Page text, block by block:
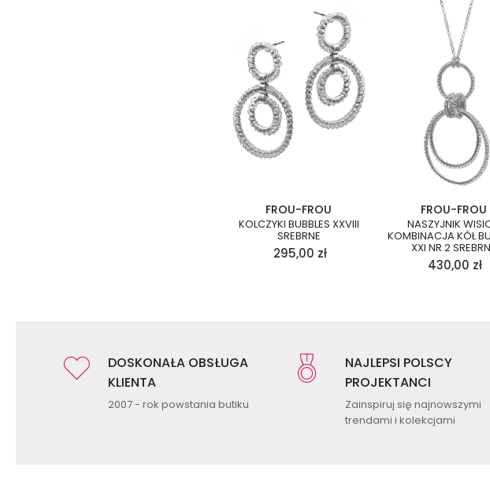
FROU-FROU
KOLCZYKI BUBBLES XXVIII
SREBRNE
295,00 zł
FROU-FROU
NASZYJNIK
KOMBINACJA KÓŁ
XXI NR 2
430,00 zł
DOSKONAŁA OBSŁUGA
KLIENTA
2007 - rok powstania butiku
NAJLEPSI POLSCY
PROJEKTANCI
Zainspiruj się najnowszymi
trendami i kolekcjami